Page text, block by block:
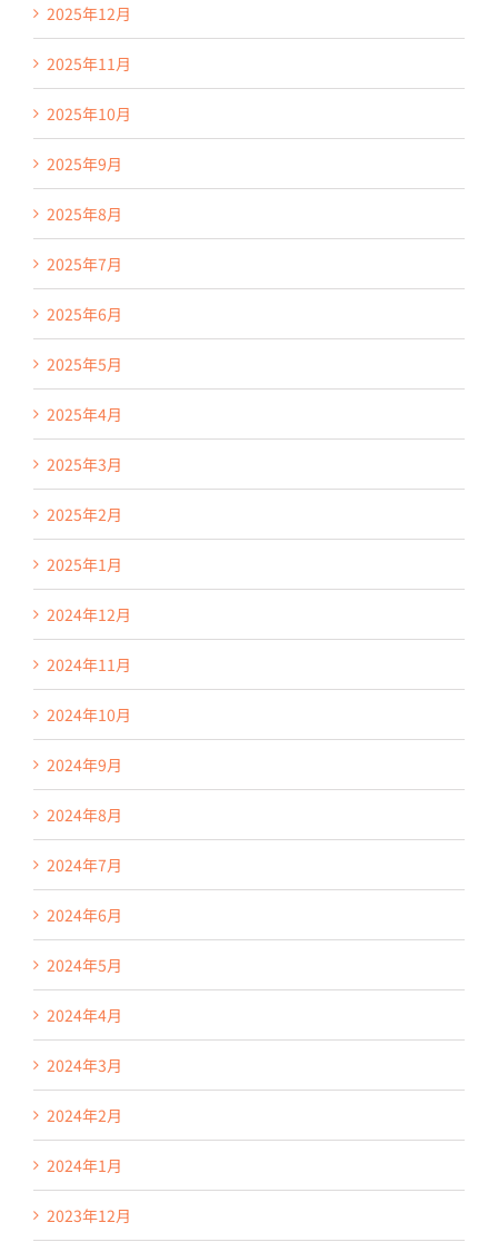
2025年12月
2025年11月
2025年10月
2025年9月
2025年8月
2025年7月
2025年6月
2025年5月
2025年4月
2025年3月
2025年2月
2025年1月
2024年12月
2024年11月
2024年10月
2024年9月
2024年8月
2024年7月
2024年6月
2024年5月
2024年4月
2024年3月
2024年2月
2024年1月
2023年12月